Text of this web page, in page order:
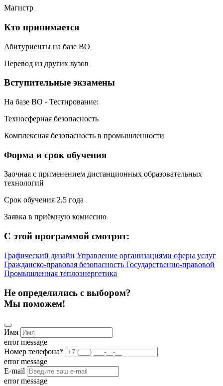
Магистр
Кто принимается
Абитуриенты на базе ВО
Перевод из других вузов
Вступительные экзамены
На базе ВО - Тестирование:
Техносферная безопасность
Комплексная безопасность в промышленности
Форма и срок обучения
Заочная с применением дистанционных образовательных
технологий
Срок обучения 2,5 года
Заявка в приёмную комиссию
С этой программой смотрят:
Графический дизайн Управление организациями сферы услуг
Гражданско-правовая безопасность Государственно-правовой
Промышленная теплоэнергетика
Не определились с выбором?
Мы поможем!
Имя
error message
Номер телефона*
error message
E-mail
error message